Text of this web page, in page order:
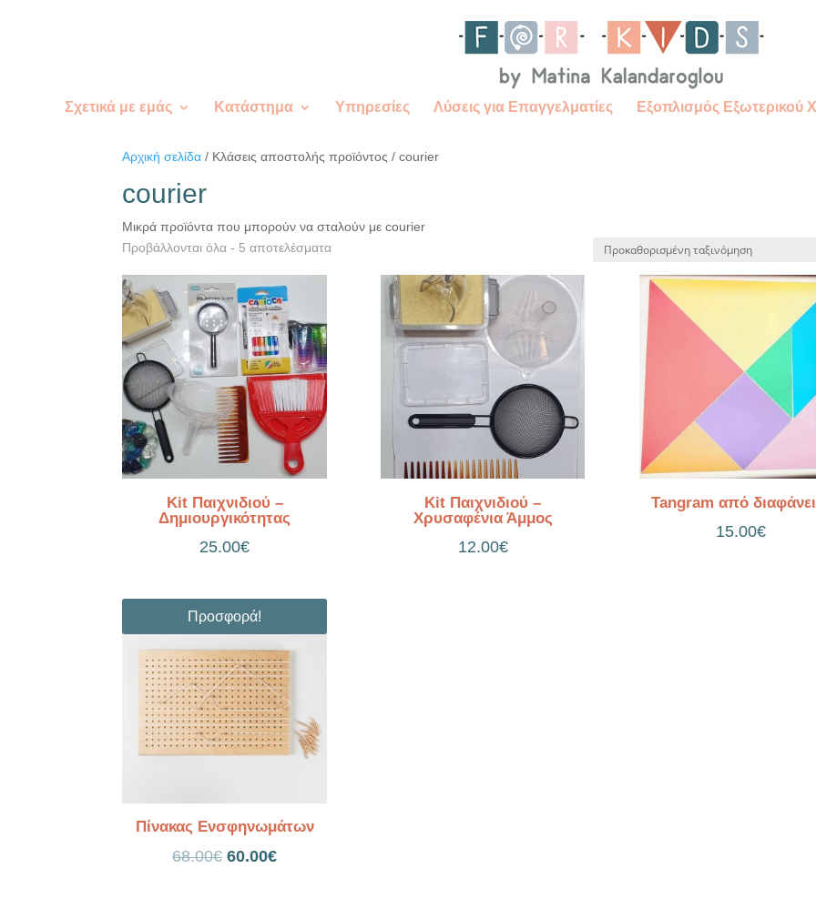
Σχετικά με εμάς Κατάστημα Υπηρεσίες Λύσεις για Επαγγελματίες Εξοπλισμός Εξωτερικού
Αρχική σελίδα / Κλάσεις αποστολής προϊόντος / courier
courier
Μικρά προϊόντα που μπορούν να σταλούν με courier
Προβάλλονται όλα - 5 αποτελέσματα
Kit Παιχνιδιού –
Δημιουργικότητας
25.00€
Kit Παιχνιδιού –
Χρυσαφένια Άμμος
12.00€
Tangram από
15.00€
Προσφορά!
Πίνακας Ενσφηνωμάτων
68.00€ Original
60.00€Η